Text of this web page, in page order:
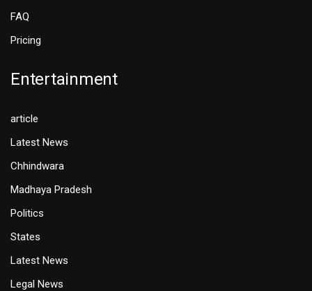
FAQ
Pricing
Entertainment
article
Latest News
Chhindwara
Madhaya Pradesh
Politics
States
Latest News
Legal News